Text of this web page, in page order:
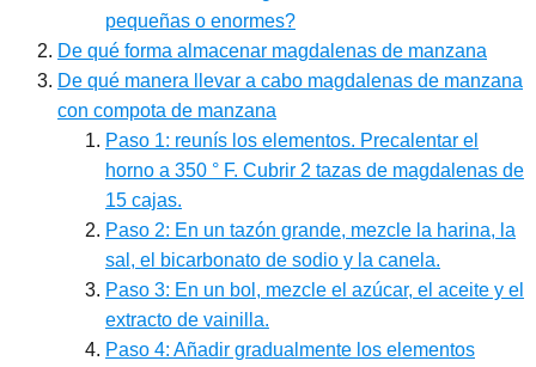
pequeñas o enormes?
De qué forma almacenar magdalenas de manzana
De qué manera llevar a cabo magdalenas de manzana
con compota de manzana
Paso 1: reunís los elementos. Precalentar el
horno a 350 ° F. Cubrir 2 tazas de magdalenas de
15 cajas.
Paso 2: En un tazón grande, mezcle la harina, la
sal, el bicarbonato de sodio y la canela.
Paso 3: En un bol, mezcle el azúcar, el aceite y el
extracto de vainilla.
Paso 4: Añadir gradualmente los elementos